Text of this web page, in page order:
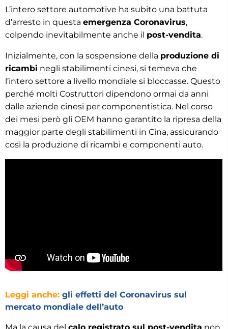
L’intero settore automotive ha subito una battuta
d’arresto in questa emergenza Coronavirus,
colpendo inevitabilmente anche il post-vendita.
Inizialmente, con la sospensione della produzione di
ricambi negli stabilimenti cinesi, si temeva che
l’intero settore a livello mondiale si bloccasse. Questo
perché molti Costruttori dipendono ormai da anni
dalle aziende cinesi per componentistica. Nel corso
dei mesi però gli OEM hanno garantito la ripresa della
maggior parte degli stabilimenti in Cina, assicurando
così la produzione di ricambi e componenti auto.
Leggi anche: gli effetti del Coronavirus sul
mercato mondiale dell’auto